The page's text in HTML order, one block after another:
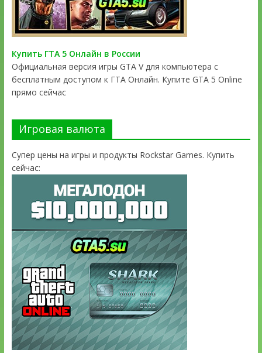
Купить ГТА 5 Онлайн в России
Официальная версия игры GTA V для компьютера с
бесплатным доступом к ГТА Онлайн. Купите GTA 5 Online
прямо сейчас
Игровая валюта
Супер цены на игры и продукты Rockstar Games. Купить
сейчас: